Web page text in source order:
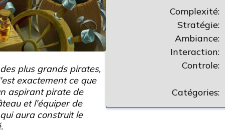
plus grands pirates,
exactement ce que
aspirant pirate de
et l'équiper de
aura construit le
Complexité:
Stratégie:
Ambiance:
Interaction:
Controle:
Catégories: